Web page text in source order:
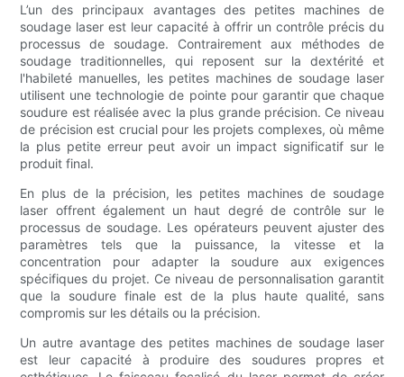
L’un des principaux avantages des petites machines de
soudage laser est leur capacité à offrir un contrôle précis du
processus de soudage. Contrairement aux méthodes de
soudage traditionnelles, qui reposent sur la dextérité et
l'habileté manuelles, les petites machines de soudage laser
utilisent une technologie de pointe pour garantir que chaque
soudure est réalisée avec la plus grande précision. Ce niveau
de précision est crucial pour les projets complexes, où même
la plus petite erreur peut avoir un impact significatif sur le
produit final.
En plus de la précision, les petites machines de soudage
laser offrent également un haut degré de contrôle sur le
processus de soudage. Les opérateurs peuvent ajuster des
paramètres tels que la puissance, la vitesse et la
concentration pour adapter la soudure aux exigences
spécifiques du projet. Ce niveau de personnalisation garantit
que la soudure finale est de la plus haute qualité, sans
compromis sur les détails ou la précision.
Un autre avantage des petites machines de soudage laser
est leur capacité à produire des soudures propres et